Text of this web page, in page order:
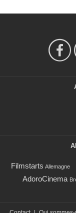
Filmstarts Allemagne
AdoroCinema